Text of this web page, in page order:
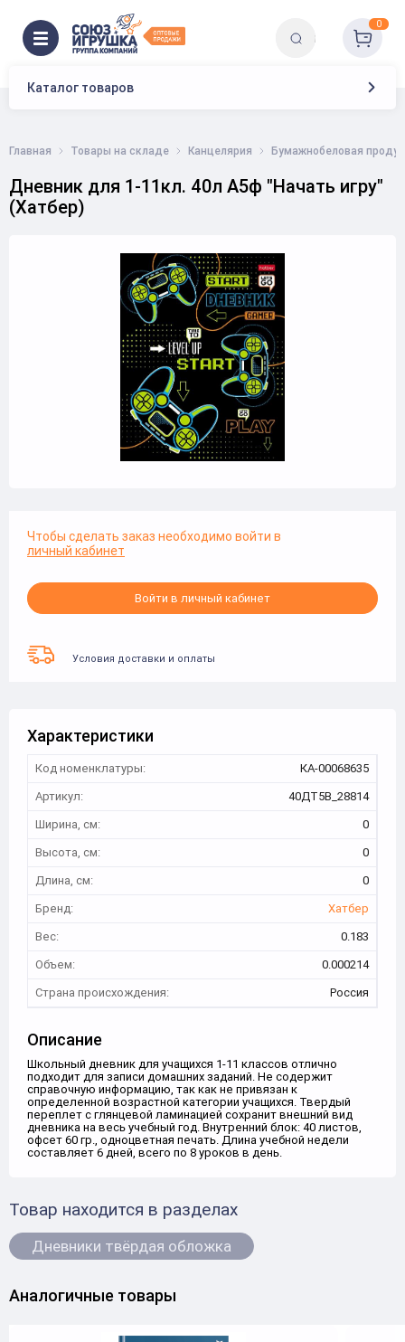
Каталог товаров
0
Главная Товары на складе Канцелярия Бумажнобеловая
Дневник для 1-11кл. 40л А5ф "Начать игру"
(Хатбер)
Чтобы сделать заказ необходимо войти в
личный кабинет
Войти в личный кабинет
Условия доставки и оплаты
Характеристики
Код номенклатуры:
КА-00068635
Артикул:
40ДТ5В_28814
Ширина, см:
0
Высота, см:
0
Длина, см:
0
Бренд:
Хатбер
Вес:
0.183
Объем:
0.000214
Страна происхождения:
Россия
Описание
Школьный дневник для учащихся 1-11 классов отлично
подходит для записи домашних заданий. Не содержит
справочную информацию, так как не привязан к
определенной возрастной категории учащихся. Твердый
переплет с глянцевой ламинацией сохранит внешний вид
дневника на весь учебный год. Внутренний блок: 40 листов,
офсет 60 гр., одноцветная печать. Длина учебной недели
составляет 6 дней, всего по 8 уроков в день.
Товар находится в разделах
Дневники твёрдая обложка
Аналогичные товары